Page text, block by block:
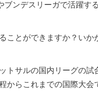
ンデスリーガで活躍す
とができますか？い
サルの国内リーグの
らこれまでの国際大